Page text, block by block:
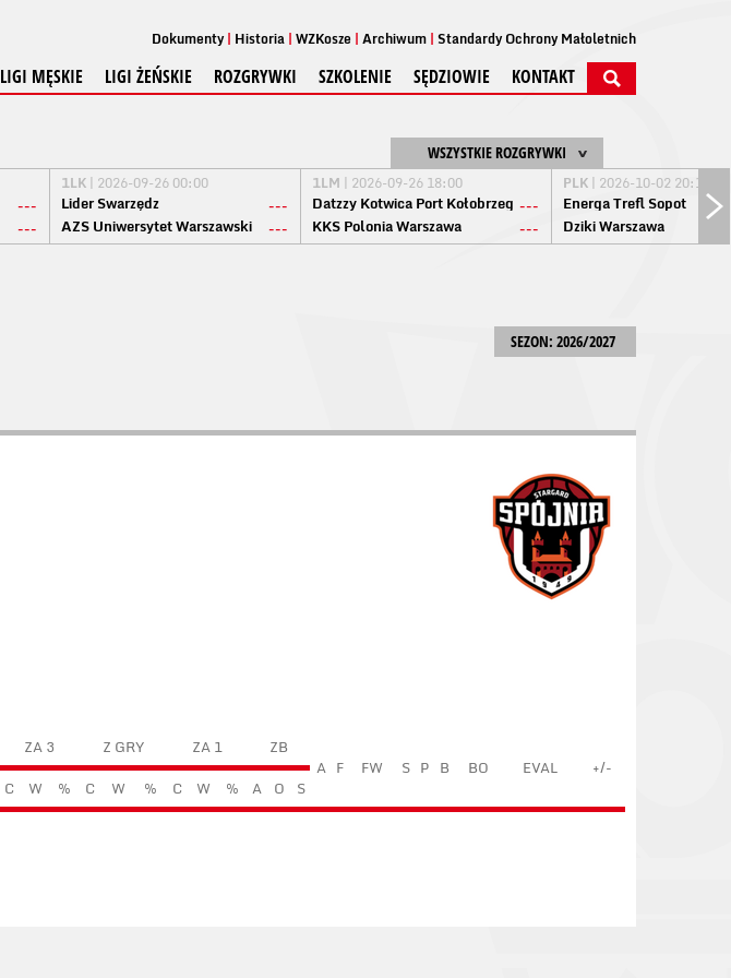
Dokumenty Historia WZKosze Archiwum Standardy Ochrony Małoletnich
LIGI MĘSKIE LIGI ŻEŃSKIE ROZGRYWKI SZKOLENIE SĘDZIOWIE KONTAKT
WSZYSTKIE ROZGRYWKI
---
---
1LK | 2026-09-26 00:00
Lider Swarzędz
---
AZS Uniwersytet Warszawski
---
1LM | 2026-09-26 18:00
Datzzy Kotwica Port Kołobrzeg ---
KKS Polonia Warszawa
---
PLK | 2026-10-02 20:15
Energa Trefl Sopot
Dziki Warszawa
SEZON: 2026/2027
ZA 3 Z GRY ZA 1
ZB
A F FW S P B BO EVAL
+/-
C W % C W % C W % A O S